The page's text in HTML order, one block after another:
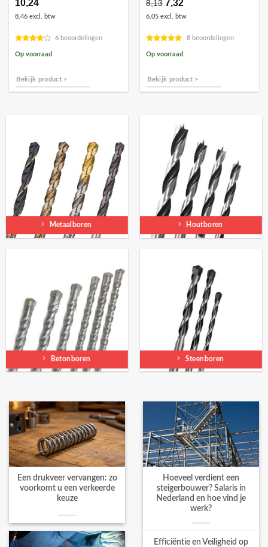
10,24
8,46 excl. btw
6 beoordelingen
Op voorraad
Bekijk product >
8,13
prijs
was:
7,32
is:
6,05 excl. btw
8 beoordelingen
Op voorraad
Bekijk product >
Metaalboren Houtboren
Betonboren Steenboren
Een drukveer vervangen: zo
voorkomt u een verkeerde
keuze
Hoeveel verdient een
steigerbouwer? Salaris in
Nederland en hoe vind je
werk?
Efficiëntie en Veiligheid op